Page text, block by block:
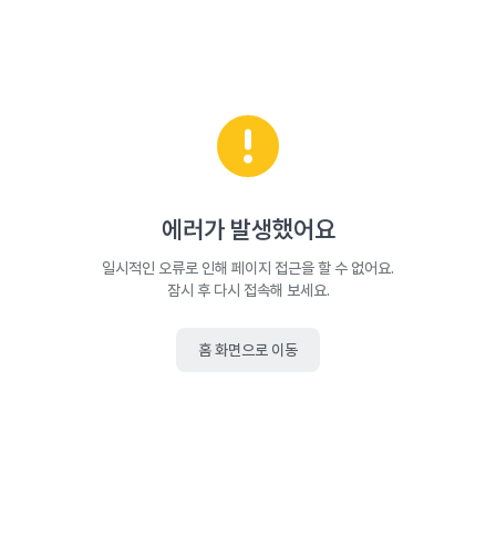
에러가 발생했어요
일시적인 오류로 인해 페이지 접근을 할 수 없어요.
잠시 후 다시 접속해 보세요.
홈 화면으로 이동